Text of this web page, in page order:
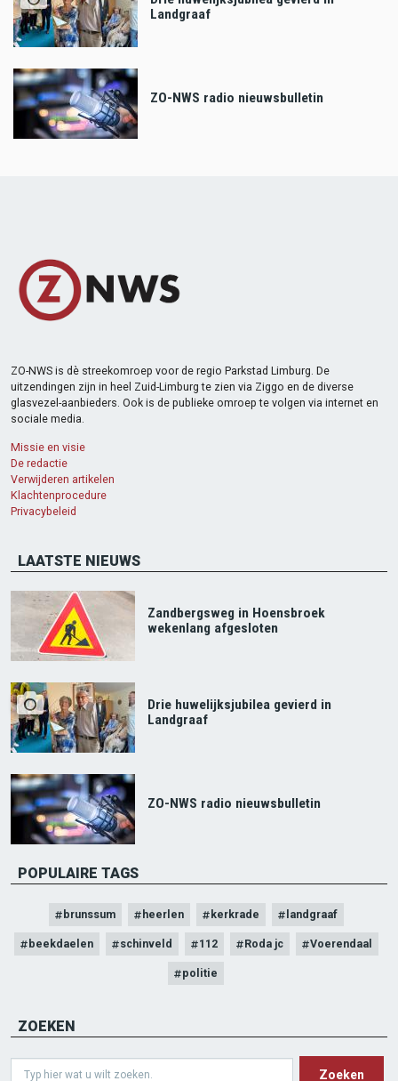
Landgraaf
ZO-NWS radio nieuwsbulletin
ZO-NWS is dè streekomroep voor de regio Parkstad Limburg. De
uitzendingen zijn in heel Zuid-Limburg te zien via Ziggo en de diverse
glasvezel-aanbieders. Ook is de publieke omroep te volgen via internet en
sociale media.
Missie en visie
De redactie
Verwijderen artikelen
Klachtenprocedure
Privacybeleid
LAATSTE NIEUWS
Zandbergsweg in Hoensbroek
wekenlang afgesloten
Drie huwelijksjubilea gevierd in
Landgraaf
ZO-NWS radio nieuwsbulletin
POPULAIRE TAGS
brunssum heerlen kerkrade landgraaf
beekdaelen schinveld 112 Roda jc Voerendaal
politie
ZOEKEN